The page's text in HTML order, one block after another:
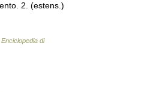
2. (estens.)
Enciclopedia di